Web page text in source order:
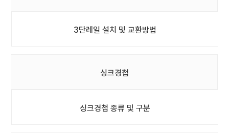
3단레일 설치 및 교환방법
싱크경첩
싱크경첩 종류 및 구분